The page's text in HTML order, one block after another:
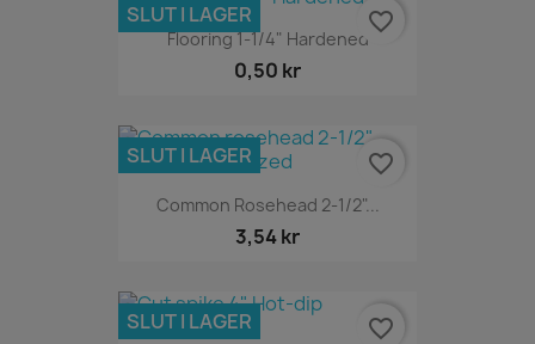
Flooring 1-1/4" Hardened
0,50 kr
SLUT I LAGER favorite_border
Common Rosehead 2-1/2"...
3,54 kr
SLUT I LAGER favorite_border
SLUT I LAGER favorite_border